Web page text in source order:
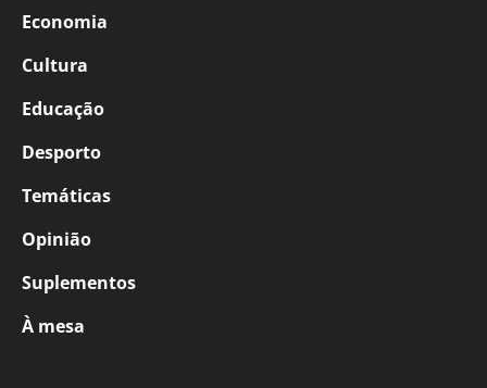
Economia
Cultura
Educação
Desporto
Temáticas
Opinião
Suplementos
À mesa